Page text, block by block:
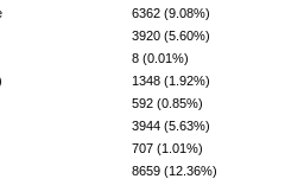
6362 (9.08%)
3920 (5.60%)
8 (0.01%)
1348 (1.92%)
592 (0.85%)
3944 (5.63%)
707 (1.01%)
8659 (12.36%)